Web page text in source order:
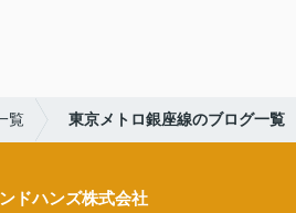
覧 東京メトロ銀座線のブログ一覧
ドハンズ株式会社